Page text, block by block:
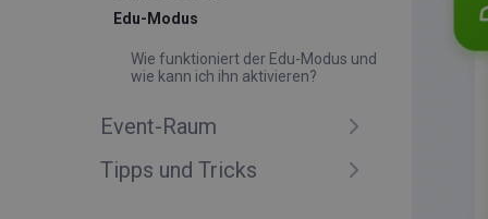
Edu-Modus
Wie funktioniert der Edu-Modus und
wie kann ich ihn aktivieren?
Event-Raum
Tipps und Tricks